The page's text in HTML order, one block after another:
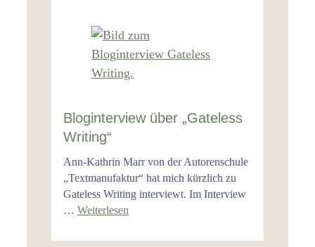
Bloginterview über „Gateless
Writing“
Ann-Kathrin Marr von der Autorenschule
„Textmanufaktur“ hat mich kürzlich zu
Gateless Writing interviewt. Im Interview
… Weiterlesen